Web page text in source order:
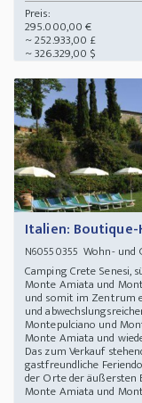
Preis:
295.000,00 €
~ 252.933,00 £
~ 326.329,00 $
Italien:
N60550355 Wohn- und
Camping Crete Senesi,
Monte Amiata und
und somit im Zentrum
und
Montepulciano und
Monte Amiata und
Das zum Verkauf
gastfreundliche
der Orte der äußersten
Monte Amiata und